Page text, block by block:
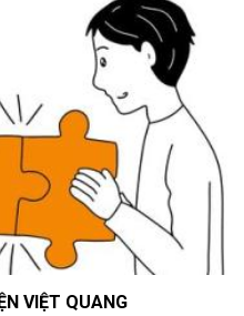
VIỆT QUANG